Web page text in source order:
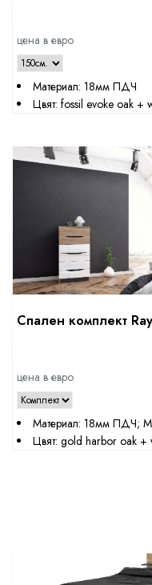
цена в евро
Материал: 18мм ПДЧ
Цвят: fossil evoke oak +
Спален комплект
цена в евро
Материал: 18мм ПДЧ;
Цвят: gold harbor oak +